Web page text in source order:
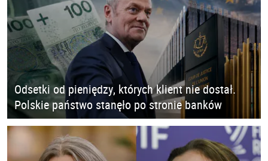
Odsetki od pieniędzy, których klient nie dostał.
Polskie państwo stanęło po stronie banków